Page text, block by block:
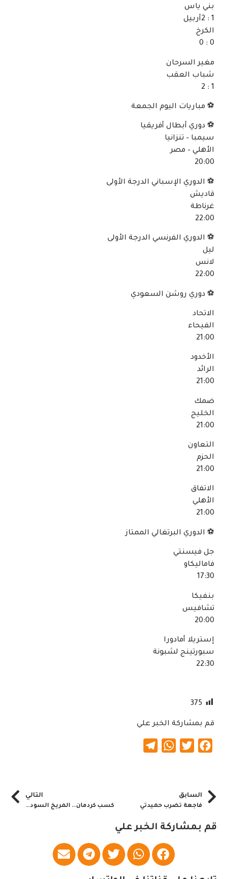
بني ياس
1 : 2أربيل
الكرخ
0 : 0
مغير السرحان
شباب العقب
1 : 2
⚽ مباريات اليوم الجمعة
⚽ دوري أبطال أفريقيا
سيمبا – تنزانيا
الأهلي – مصر
20:00
⚽ الدوري الإسباني الدرجة الأولى
قاديش
غرناطة
22:00
⚽ الدوري الفرنسي الدرجة الأولى
ليل
لانس
22:00
⚽ دوري روشن السعودي
الاتحاد
الفيحاء
21:00
الأخدود
الرائد
21:00
ضمك
الخليج
21:00
التعاون
الحزم
21:00
الاتفاق
الأهلي
21:00
⚽ الدوري البرتغالي الممتاز
جل فيسنتي
فاماليكاو
17:30
بنفيكا
تشافيس
20:00
إستريلا أمادورا
سبورتينج لشبونة
22:30
375
قم بمشاركة الخبر علي
Facebook
Twitter
WhatsApp
السابق
فاجعة تضرب حميدتي
التالي
كسب كردمان.. المريخ السوداني يستعد لمرحلة الإنجازات
قم بمشاركة الخبر علي